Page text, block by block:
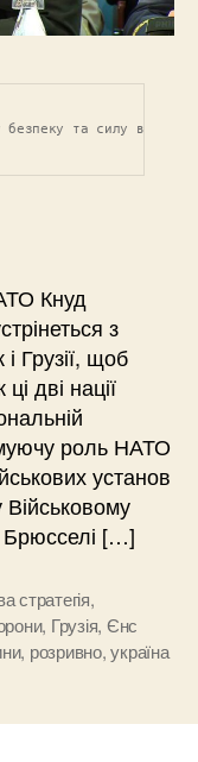
та силу
Кнуд
з
Грузії, щоб
дві нації
роль НАТО
установ
Військовому
Брюсселі […]
стратегія,
, Грузія, Єнс
, розривно,україна